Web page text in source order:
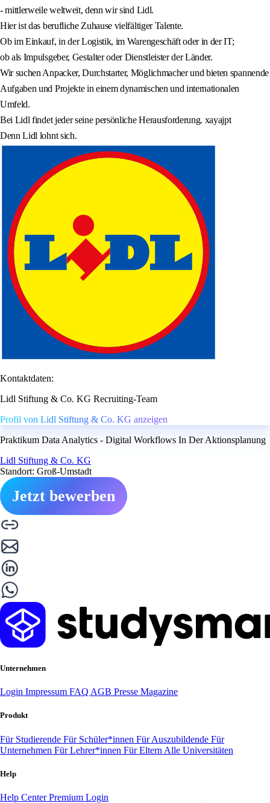
- mittlerweile weltweit, denn wir sind Lidl.
Hier ist das berufliche Zuhause vielfältiger Talente.
Ob im Einkauf, in der Logistik, im Warengeschäft oder in der IT;
ob als Impulsgeber, Gestalter oder Dienstleister der Länder.
Wir suchen Anpacker, Durchstarter, Möglichmacher und bieten spannende
Aufgaben und Projekte in einem dynamischen und internationalen
Umfeld.
Bei Lidl findet jeder seine persönliche Herausforderung. xayajpt
Denn Lidl lohnt sich.
Kontaktdaten:
Lidl Stiftung & Co. KG Recruiting-Team
Profil von Lidl Stiftung & Co. KG anzeigen
Praktikum Data Analytics - Digital Workflows In Der Aktionsplanung
Lidl Stiftung & Co. KG
Standort: Groß-Umstadt
Jetzt bewerben
Unternehmen
Login Impressum FAQ AGB Presse Magazine
Produkt
Für Studierende Für Schüler*innen Für Auszubildende Für
Unternehmen Für Lehrer*innen Für Eltern Alle Universitäten
Help
Help CenterPremium Login